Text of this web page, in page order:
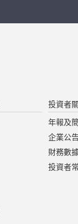
投資者
年報及
企業公
財務數
投資者